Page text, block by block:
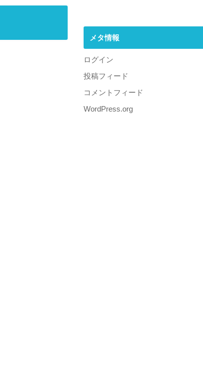
メタ情報
ログイン
投稿フィード
コメントフィード
WordPress.org